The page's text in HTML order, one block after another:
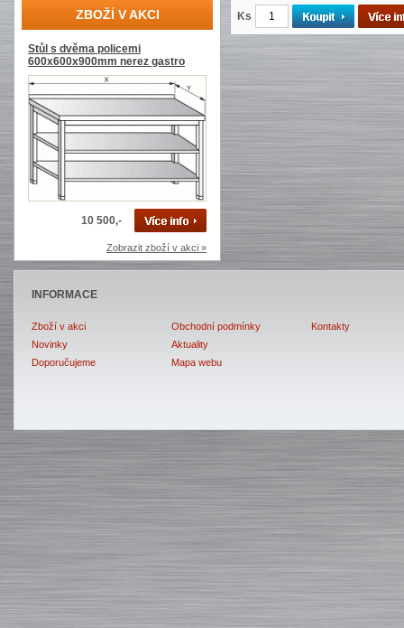
ZBOŽÍ V AKCI
Stůl s dvěma policemi
600x600x900mm nerez gastro
10 500,-
Zobrazit zboží v akci »
Ks
INFORMACE
Zboží v akci
Novinky
Doporučujeme
Obchodní podmínky
Aktuality
Mapa webu
Kontakty